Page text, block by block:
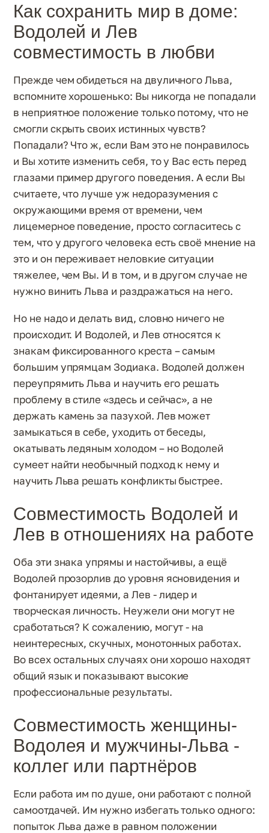
Как сохранить мир в доме:
Водолей и Лев
совместимость в любви
Прежде чем обидеться на двуличного Льва,
вспомните хорошенько: Вы никогда не попадали
в неприятное положение только потому, что не
смогли скрыть своих истинных чувств?
Попадали? Что ж, если Вам это не понравилось
и Вы хотите изменить себя, то у Вас есть перед
глазами пример другого поведения. А если Вы
считаете, что лучше уж недоразумения с
окружающими время от времени, чем
лицемерное поведение, просто согласитесь с
тем, что у другого человека есть своё мнение на
это и он переживает неловкие ситуации
тяжелее, чем Вы. И в том, и в другом случае не
нужно винить Льва и раздражаться на него.
Но не надо и делать вид, словно ничего не
происходит. И Водолей, и Лев относятся к
знакам фиксированного креста – самым
большим упрямцам Зодиака. Водолей должен
переупрямить Льва и научить его решать
проблему в стиле «здесь и сейчас», а не
держать камень за пазухой. Лев может
замыкаться в себе, уходить от беседы,
окатывать ледяным холодом – но Водолей
сумеет найти необычный подход к нему и
научить Льва решать конфликты быстрее.
Совместимость Водолей и
Лев в отношениях на работе
Оба эти знака упрямы и настойчивы, а ещё
Водолей прозорлив до уровня ясновидения и
фонтанирует идеями, а Лев - лидер и
творческая личность. Неужели они могут не
сработаться? К сожалению, могут - на
неинтересных, скучных, монотонных работах.
Во всех остальных случаях они хорошо находят
общий язык и показывают высокие
профессиональные результаты.
Совместимость женщины-
Водолея и мужчины-Льва -
коллег или партнёров
Если работа им по душе, они работают с полной
самоотдачей. Им нужно избегать только одного:
попыток Льва даже в равном положении